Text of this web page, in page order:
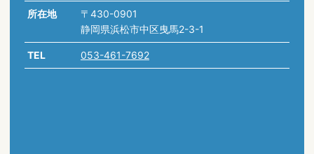
所在地
〒430-0901
静岡県浜松市中区曳馬2-3-1
TEL 053-461-7692